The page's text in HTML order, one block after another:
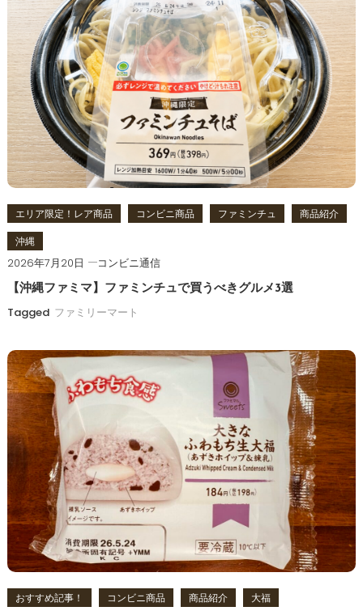
ゲ
ー
シ
ョ
ン
エリア限定！レア商品 コンビニ商品 ファミンチュ
商品紹介
沖縄
2026年7月20日 コンビニ通信
【沖縄ファミマ】ファミンチュで買うべきグルメ3選
Tagged ファミリーマート
おすすめ記事！ コンビニ商品 商品紹介 大福